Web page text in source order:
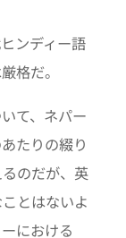
ンディー語
格だ。
て、ネパー
たりの綴り
のだが、英
とはないよ
における